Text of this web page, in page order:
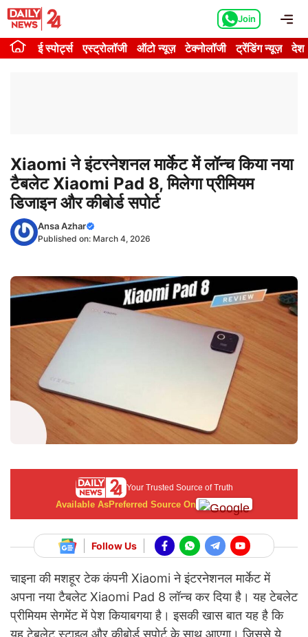
Skip
content
Join
ई स्पोर्ट्स एस्ट्रोलॉजी ऑटो न्यूज़ टेक्नोलॉजी ट्रेंडिंग न्यूज़ देश
Xiaomi ने इंटरनेशनल मार्केट में लॉन्च किया नया
टैबलेट Xiaomi Pad 8, मिलेगा प्रीमियम
डिजाइन और कीबोर्ड सपोर्ट
Ansa Azhar
Published on: March 4, 2026
Your Trusted Source of Truth
Available AsPreferred Source On
Follow Us
चाइना की मशहूर टेक कंपनी Xiaomi ने इंटरनेशनल मार्केट में
अपना नया टैबलेट Xiaomi Pad 8 लॉन्च कर दिया है। यह टेबलेट
प्रीमियम सेगमेंट में पेश कियाबगया है। इसकी खास बात यह है कि